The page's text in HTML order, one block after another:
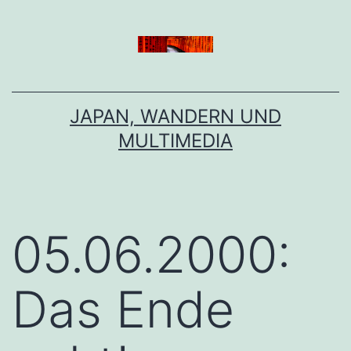
JAPAN, WANDERN UND
MULTIMEDIA
05.06.2000:
Das Ende